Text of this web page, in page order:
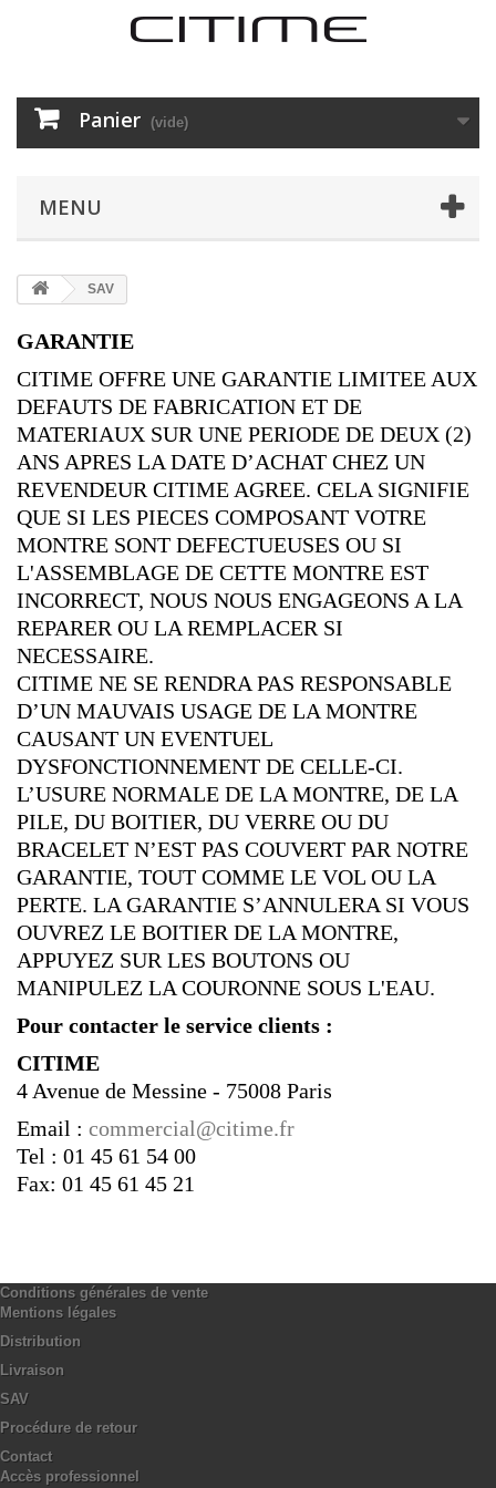
Panier (vide)
MENU
SAV
GARANTIE
CITIME OFFRE UNE GARANTIE LIMITEE AUX
DEFAUTS DE FABRICATION ET DE
MATERIAUX SUR UNE PERIODE DE DEUX (2)
ANS APRES LA DATE D’ACHAT CHEZ UN
REVENDEUR CITIME AGREE. CELA SIGNIFIE
QUE SI LES PIECES COMPOSANT VOTRE
MONTRE SONT DEFECTUEUSES OU SI
L'ASSEMBLAGE DE CETTE MONTRE EST
INCORRECT, NOUS NOUS ENGAGEONS A LA
REPARER OU LA REMPLACER SI
NECESSAIRE.
CITIME NE SE RENDRA PAS RESPONSABLE
D’UN MAUVAIS USAGE DE LA MONTRE
CAUSANT UN EVENTUEL
DYSFONCTIONNEMENT DE CELLE-CI.
L’USURE NORMALE DE LA MONTRE, DE LA
PILE, DU BOITIER, DU VERRE OU DU
BRACELET N’EST PAS COUVERT PAR NOTRE
GARANTIE, TOUT COMME LE VOL OU LA
PERTE. LA GARANTIE S’ANNULERA SI VOUS
OUVREZ LE BOITIER DE LA MONTRE,
APPUYEZ SUR LES BOUTONS OU
MANIPULEZ LA COURONNE SOUS L'EAU.
Pour contacter le service clients :
CITIME
4 Avenue de Messine - 75008 Paris
Email : commercial@citime.fr
Tel : 01 45 61 54 00
Fax: 01 45 61 45 21
Conditions générales de vente
Mentions légales
Distribution
Livraison
SAV
Procédure de retour
Contact
Accès professionnel